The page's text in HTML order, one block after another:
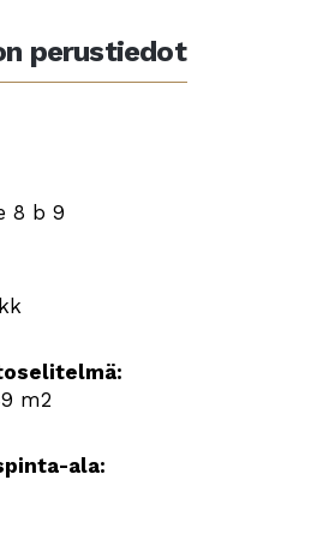
perustiedot
8 b 9
m2
ala: